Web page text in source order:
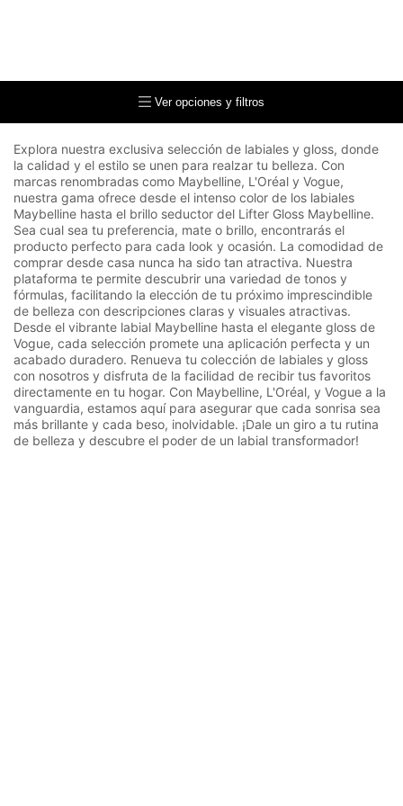
Ver opciones y filtros
Explora nuestra exclusiva selección de labiales y gloss, donde
la calidad y el estilo se unen para realzar tu belleza. Con
marcas renombradas como Maybelline, L'Oréal y Vogue,
nuestra gama ofrece desde el intenso color de los labiales
Maybelline hasta el brillo seductor del Lifter Gloss Maybelline.
Sea cual sea tu preferencia, mate o brillo, encontrarás el
producto perfecto para cada look y ocasión. La comodidad de
comprar desde casa nunca ha sido tan atractiva. Nuestra
plataforma te permite descubrir una variedad de tonos y
fórmulas, facilitando la elección de tu próximo imprescindible
de belleza con descripciones claras y visuales atractivas.
Desde el vibrante labial Maybelline hasta el elegante gloss de
Vogue, cada selección promete una aplicación perfecta y un
acabado duradero. Renueva tu colección de labiales y gloss
con nosotros y disfruta de la facilidad de recibir tus favoritos
directamente en tu hogar. Con Maybelline, L'Oréal, y Vogue a la
vanguardia, estamos aquí para asegurar que cada sonrisa sea
más brillante y cada beso, inolvidable. ¡Dale un giro a tu rutina
de belleza y descubre el poder de un labial transformador!